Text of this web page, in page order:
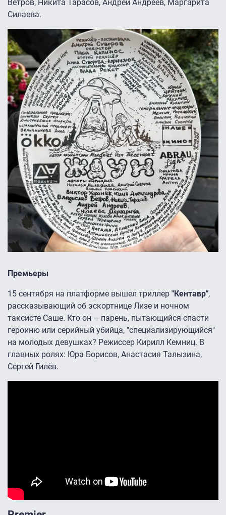
Ветров, Никита Тарасов, Андрей Андреев, Маргарита
Силаева.
Премьеры
15 сентября на платформе вышел триллер "Кентавр",
рассказывающий об эскортнице Лизе и ночном
таксисте Саше. Кто он – парень, пытающийся спасти
героиню или серийный убийца, "специализирующийся"
на молодых девушках? Режиссер Кирилл Кемниц. В
главных ролях: Юра Борисов, Анастасия Талызина,
Сергей Гилёв.